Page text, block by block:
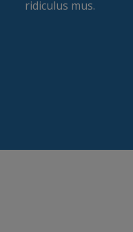
ridiculus mus.